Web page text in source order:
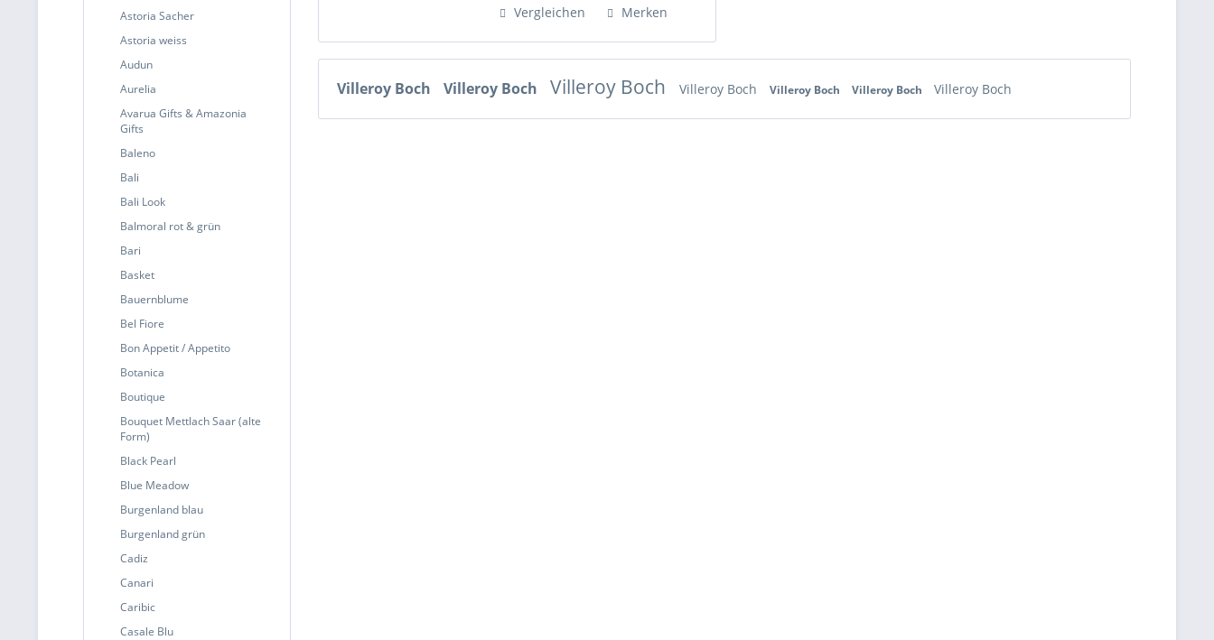
Astoria Sacher
Astoria weiss
Audun
Aurelia
Avarua Gifts & Amazonia
Gifts
Baleno
Bali
Bali Look
Balmoral rot & grün
Bari
Basket
Bauernblume
Bel Fiore
Bon Appetit / Appetito
Botanica
Boutique
Bouquet Mettlach Saar (alte
Form)
Black Pearl
Blue Meadow
Burgenland blau
Burgenland grün
Cadiz
Canari
Caribic
Casale Blu
Vergleichen Merken
Villeroy Boch Villeroy Boch Villeroy Boch Villeroy Boch Villeroy Boch Villeroy Boch Villeroy Boch